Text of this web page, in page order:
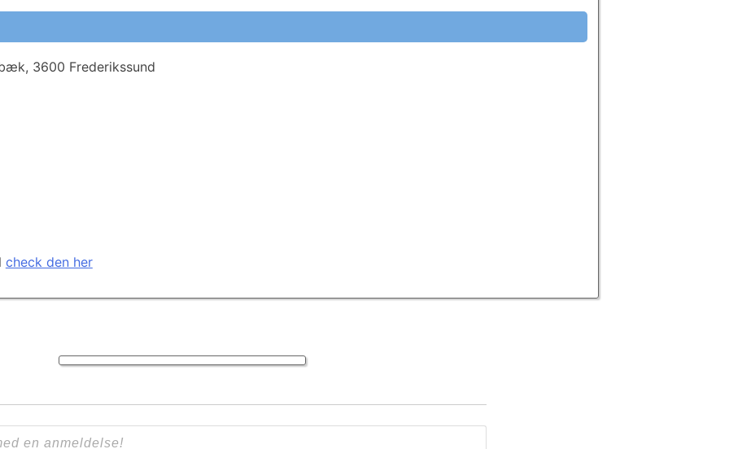
3600 Frederikssund
check den her